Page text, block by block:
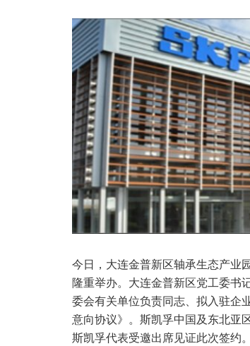
今日，大连金普新区轴承生态产业
隆重举办。大连金普新区党工委书
委会有关单位负责同志、拟入驻企
意向协议》。斯凯孚中国及东北亚
斯凯孚代表受邀出席见证此次签约。